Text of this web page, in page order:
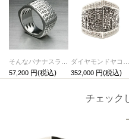
57,200
352,000
チェック